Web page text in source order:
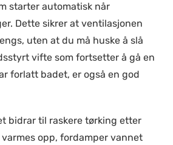
starter automatisk når
Dette sikrer at ventilasjonen
uten at du må huske å slå
vifte som fortsetter å gå en
forlatt badet, er også en god
bidrar til raskere tørking etter
opp, fordamper vannet